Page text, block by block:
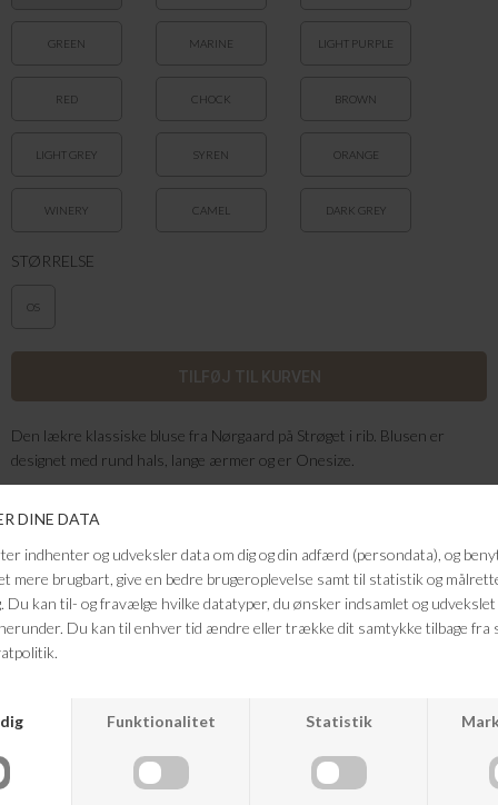
GREEN MARINE LIGHT PURPLE
RED CHOCK BROWN
LIGHT GREY SYREN ORANGE
WINERY CAMEL DARK GREY
STØRRELSE
OS
Den lækre klassiske bluse fra Nørgaard på Strøget i rib. Blusen er
designet med rund hals, lange ærmer og er Onesize.
Kvalitet: 100% BCI Bomuld
Vaskeanvisning:Finvask 40 grader
Må ikke tørretromles
For at bevare længden - skal du rive i den lige efter du har vasket den.
FRAGTFRI LEVERING